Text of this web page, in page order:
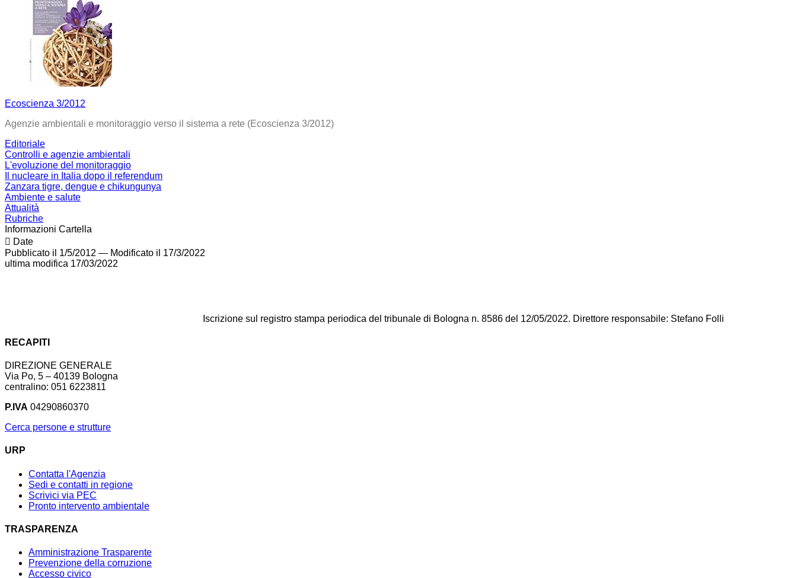
Ecoscienza 3/2012
Agenzie ambientali e monitoraggio verso il sistema a rete (Ecoscienza 3/2012)
Editoriale
Controlli e agenzie ambientali
L'evoluzione del monitoraggio
Il nucleare in Italia dopo il referendum
Zanzara tigre, dengue e chikungunya
Ambiente e salute
Attualità
Rubriche
Informazioni Cartella
Date
Pubblicato il 1/5/2012 — Modificato il 17/3/2022
ultima modifica 17/03/2022
Iscrizione sul registro stampa periodica del tribunale di Bologna n. 8586 del 12/05/2022. Direttore responsabile: Stefano Folli
RECAPITI
DIREZIONE GENERALE
Via Po, 5 – 40139 Bologna
centralino: 051 6223811
P.IVA 04290860370
Cerca persone e strutture
URP
Contatta l'Agenzia
Sedi e contatti in regione
Scrivici via PEC
Pronto intervento ambientale
TRASPARENZA
Amministrazione Trasparente
Prevenzione della corruzione
Accesso civico